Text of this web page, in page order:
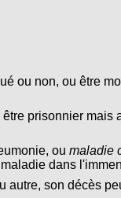
ou non, ou être
prisonnier mais
ou maladie
dans
autre, son décès